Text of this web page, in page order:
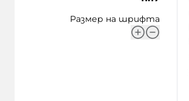
Размер на шрифта